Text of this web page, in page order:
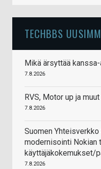
TECHBBS
Mikä ärsyttää
7.8.2026
RVS, Motor up ja
7.8.2026
Suomen
modernisointi Nokian
käyttäjäkokemukset/
7.8.2026